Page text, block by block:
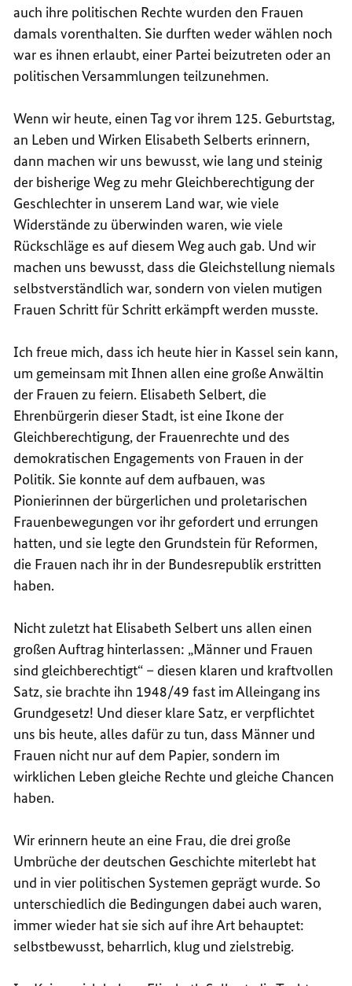
auch ihre politischen Rechte wurden den Frauen
damals vorenthalten. Sie durften weder wählen noch
war es ihnen erlaubt, einer Partei beizutreten oder an
politischen Versammlungen teilzunehmen.
Wenn wir heute, einen Tag vor ihrem 125. Geburtstag,
an Leben und Wirken Elisabeth Selberts erinnern,
dann machen wir uns bewusst, wie lang und steinig
der bisherige Weg zu mehr Gleichberechtigung der
Geschlechter in unserem Land war, wie viele
Widerstände zu überwinden waren, wie viele
Rückschläge es auf diesem Weg auch gab. Und wir
machen uns bewusst, dass die Gleichstellung niemals
selbstverständlich war, sondern von vielen mutigen
Frauen Schritt für Schritt erkämpft werden musste.
Ich freue mich, dass ich heute hier in Kassel sein kann,
um gemeinsam mit Ihnen allen eine große Anwältin
der Frauen zu feiern. Elisabeth Selbert, die
Ehrenbürgerin dieser Stadt, ist eine Ikone der
Gleichberechtigung, der Frauenrechte und des
demokratischen Engagements von Frauen in der
Politik. Sie konnte auf dem aufbauen, was
Pionierinnen der bürgerlichen und proletarischen
Frauenbewegungen vor ihr gefordert und errungen
hatten, und sie legte den Grundstein für Reformen,
die Frauen nach ihr in der Bundesrepublik erstritten
haben.
Nicht zuletzt hat Elisabeth Selbert uns allen einen
großen Auftrag hinterlassen: „Männer und Frauen
sind gleichberechtigt“ – diesen klaren und kraftvollen
Satz, sie brachte ihn 1948/49 fast im Alleingang ins
Grundgesetz! Und dieser klare Satz, er verpflichtet
uns bis heute, alles dafür zu tun, dass Männer und
Frauen nicht nur auf dem Papier, sondern im
wirklichen Leben gleiche Rechte und gleiche Chancen
haben.
Wir erinnern heute an eine Frau, die drei große
Umbrüche der deutschen Geschichte miterlebt hat
und in vier politischen Systemen geprägt wurde. So
unterschiedlich die Bedingungen dabei auch waren,
immer wieder hat sie sich auf ihre Art behauptet:
selbstbewusst, beharrlich, klug und zielstrebig.